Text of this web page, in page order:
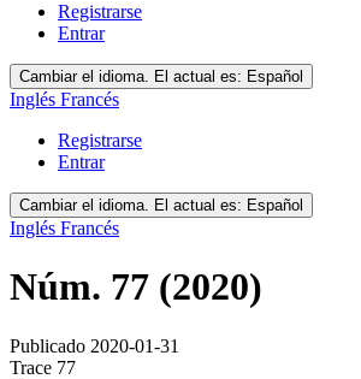
Registrarse
Entrar
Cambiar el idioma. El actual es: Español
Inglés Francés
Registrarse
Entrar
Cambiar el idioma. El actual es: Español
Inglés Francés
Núm. 77 (2020)
Publicado 2020-01-31
Trace 77